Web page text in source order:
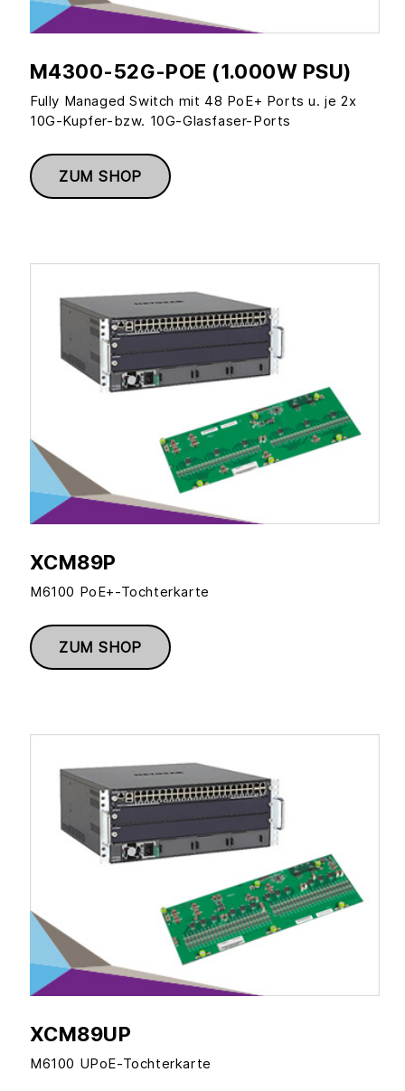
M4300-52G-POE (1.000W PSU)
Fully Managed Switch mit 48 PoE+ Ports u. je 2x
10G-Kupfer-bzw. 10G-Glasfaser-Ports
ZUM SHOP
XCM89P
M6100 PoE+-Tochterkarte
ZUM SHOP
XCM89UP
M6100 UPoE-Tochterkarte